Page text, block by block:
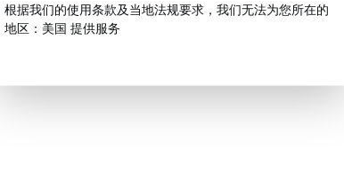
根据我们的使用条款及当地法规要求，我们无法为您所在的
地区：美国 提供服务